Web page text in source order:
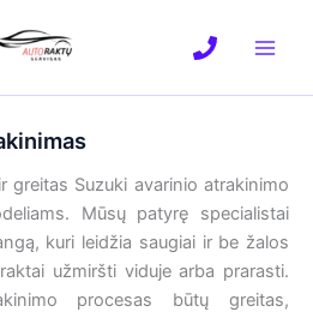
greitas Suzuki avarinio atrakinimo
Mūsų patyrę specialistai
kuri leidžia saugiai ir be žalos
užmiršti viduje arba prarasti.
procesas būtų greitas,